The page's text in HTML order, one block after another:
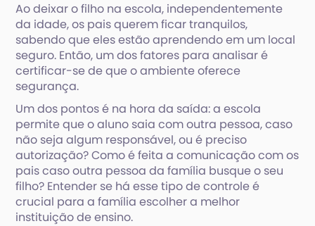
Ao deixar o filho na escola, independentemente
da idade, os pais querem ficar tranquilos,
sabendo que eles estão aprendendo em um local
seguro. Então, um dos fatores para analisar é
certificar-se de que o ambiente oferece
segurança.
Um dos pontos é na hora da saída: a escola
permite que o aluno saia com outra pessoa, caso
não seja algum responsável, ou é preciso
autorização? Como é feita a comunicação com os
pais caso outra pessoa da família busque o seu
filho? Entender se há esse tipo de controle é
crucial para a família escolher a melhor
instituição de ensino.